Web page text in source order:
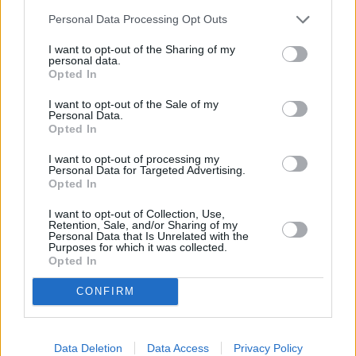
Personal Data Processing Opt Outs
I want to opt-out of the Sharing of my
personal data.
Opted In
I want to opt-out of the Sale of my
Personal Data.
Opted In
I want to opt-out of processing my
Personal Data for Targeted Advertising.
Opted In
I want to opt-out of Collection, Use,
Retention, Sale, and/or Sharing of my
Personal Data that Is Unrelated with the
Purposes for which it was collected.
Opted In
CONFIRM
Data Deletion Data Access Privacy Policy
Της έφερνε πίτσες με ελικόπτερο στο
ήταν 15-16 ετών τότε.. θαμπώθηκε. Και μετά
δημιουργήθηκε μα σχέση συνεξάρτησης. Η
Καρολάιν έφτασε σε σημείο να παντρευτεί
στο εξωτερικό τρεις ημέρες μετά την
ενηλίκωσή της. Αυτές οι αποφάσεις ήταν με
πρωτοβουλία της Κάρολαιν;» είπε.